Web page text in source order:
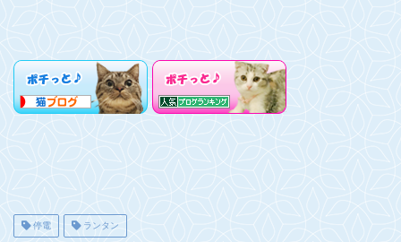
停電 ランタン